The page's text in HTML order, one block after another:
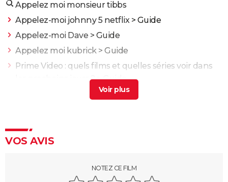
Appelez moi monsieur tibbs
Appelez-moi johnny 5 netflix> Guide
Appelez-moi Dave > Guide
Appelez moi kubrick> Guide
Prime Video : quels films et quelles séries voir dans
les prochains jours ?> Guide
Better call Saul : casting, synopsis et streaming,
Justice League : il existe une autre version du film, les
VOS AVIS
NOTEZ CE FILM